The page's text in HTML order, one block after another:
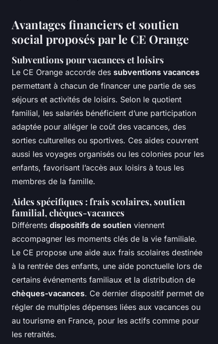
Avantages financiers et soutien
social proposés par le CE Orange
Subventions pour vacances et loisirs
Le CE Orange accorde des subventions vacances
permettant à chacun de financer une partie de ses
séjours et activités de loisirs. Selon le quotient
familial, les salariés bénéficient d’une participation
adaptée pour alléger le coût des vacances, des
sorties culturelles ou sportives. Ces aides couvrent
aussi les voyages organisés ou les colonies pour les
enfants, favorisant l’accès aux loisirs à tous les
membres de la famille.
Aides spécifiques : frais scolaires, soutien
familial, chèques-vacances
Différents dispositifs de soutien viennent
accompagner les moments clés de la vie familiale.
Le CE propose une aide aux frais scolaires destinée
à la rentrée des enfants, une aide ponctuelle lors de
certains événements familiaux et la distribution de
chèques-vacances. Ce dernier dispositif permet de
régler de multiples dépenses liées aux vacances ou
au tourisme en France, pour les actifs comme pour
les retraités.